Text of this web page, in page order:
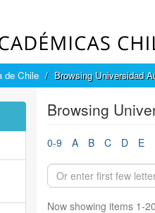
de Chile Browsing Universidad
Browsing
0-9 A B C D E
Now showing items 1-